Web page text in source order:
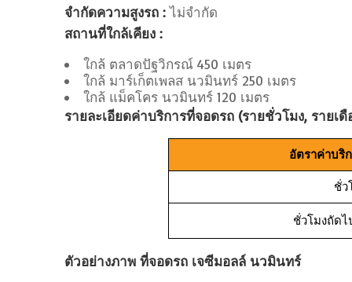
จำกัดความสูงรถ :ไม่จำกัด
สถานที่ใกล้เคียง :
ใกล้ ตลาดปัฐวิกรณ์ 450 เมตร
ใกล้ มาร์เก็ตเพลส นวมินทร์ 250 เมตร
ใกล้ แม็คโคร นวมินทร์ 120 เมตร
รายละเอียดค่าบริการที่จอดรถ (รายชั่วโมง, รายเ
อัตราค่าบริ
ชั่ว
ชั่วโมงถัดไ
ตัวอย่างภาพ ที่จอดรถ เจซีมอลล์ นวมินทร์